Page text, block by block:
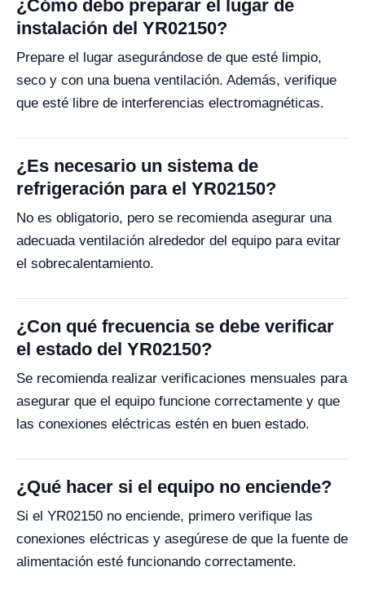
¿Cómo debo preparar el lugar de
instalación del YR02150?
Prepare el lugar asegurándose de que esté limpio,
seco y con una buena ventilación. Además, verifique
que esté libre de interferencias electromagnéticas.
¿Es necesario un sistema de
refrigeración para el YR02150?
No es obligatorio, pero se recomienda asegurar una
adecuada ventilación alrededor del equipo para evitar
el sobrecalentamiento.
¿Con qué frecuencia se debe verificar
el estado del YR02150?
Se recomienda realizar verificaciones mensuales para
asegurar que el equipo funcione correctamente y que
las conexiones eléctricas estén en buen estado.
¿Qué hacer si el equipo no enciende?
Si el YR02150 no enciende, primero verifique las
conexiones eléctricas y asegúrese de que la fuente de
alimentación esté funcionando correctamente.